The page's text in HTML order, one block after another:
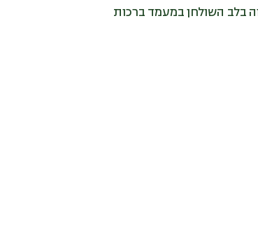
בלב השולחן במעמד ברכות